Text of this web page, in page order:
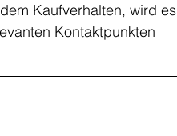
Kaufverhalten, wird es
Kontaktpunkten